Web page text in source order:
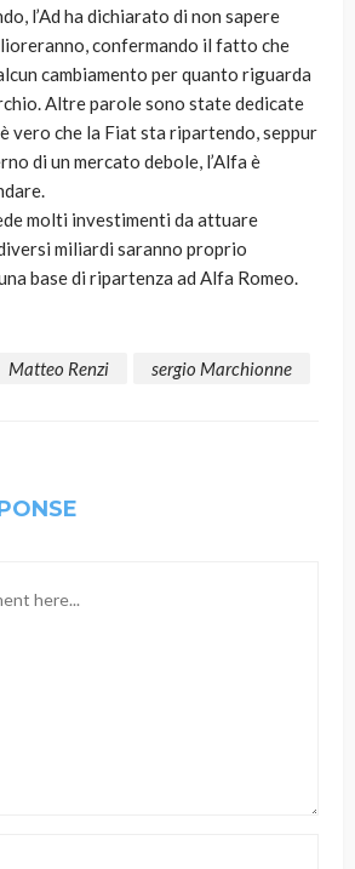
l’Ad ha dichiarato di non sapere
confermando il fatto che
cambiamento per quanto riguarda
Altre parole sono state dedicate
è vero che la Fiat sta ripartendo, seppur
di un mercato debole, l’Alfa è
molti investimenti da attuare
miliardi saranno proprio
base di ripartenza ad Alfa Romeo.
Matteo Renzi sergio Marchionne